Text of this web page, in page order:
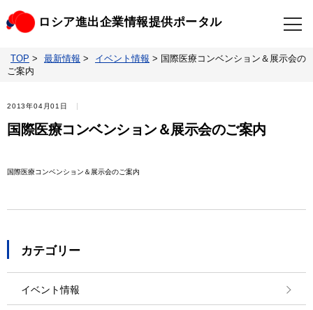
ロシア進出企業情報提供ポータル
TOP
ビジネスニュースクリップ
TOP > 最新情報 > イベント情報 > 国際医療コンベンション＆展示会の
ご案内
2013年04月01日
国際医療コンベンション＆展示会のご案内
国際医療コンベンション＆展示会のご案内
カテゴリー
イベント情報